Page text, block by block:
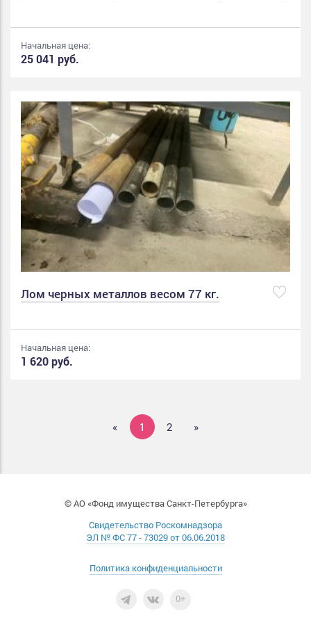
Начальная цена:
25 041 руб.
Лом черных металлов весом 77 кг.
Начальная цена:
1 620 руб.
« 1 2 »
© АО «Фонд имущества Санкт-Петербурга»
Свидетельство Роскомнадзора
ЭЛ № ФС 77 - 73029 от 06.06.2018
Политика конфиденциальности
0+